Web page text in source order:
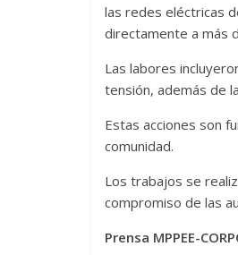
las redes eléctricas
directamente a más
Las labores
tensión, además de
Estas acciones son
comunidad.
Los trabajos se
compromiso de las
Prensa MPPEE-